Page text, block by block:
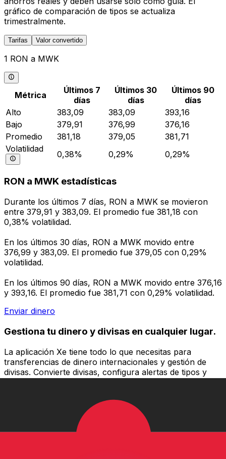
gráfico de comparación de tipos se actualiza
trimestralmente.
Tarifas Valor convertido
1 RON a MWK
Métrica
Últimos 7
días
Últimos 30
días
Últimos 90
días
Alto
383,09 383,09
393,16
Bajo
379,91 376,99
376,16
Promedio
381,18 379,05
381,71
Volatilidad
0,38% 0,29% 0,29%
RON a MWK estadísticas
Durante los últimos 7 días, RON a MWK se movieron
entre 379,91 y 383,09. El promedio fue 381,18 con
0,38% volatilidad.
En los últimos 30 días, RON a MWK movido entre
376,99 y 383,09. El promedio fue 379,05 con 0,29%
volatilidad.
En los últimos 90 días, RON a MWK movido entre 376,16
y 393,16. El promedio fue 381,71 con 0,29% volatilidad.
Enviar dinero
Gestiona tu dinero y divisas en cualquier lugar.
La aplicación Xe tiene todo lo que necesitas para
transferencias de dinero internacionales y gestión de
divisas. Convierte divisas, configura alertas de tipos y